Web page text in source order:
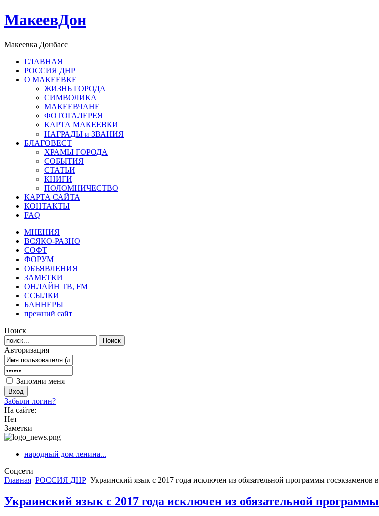
МакеевДон
Макеевка Донбасс
ГЛАВНАЯ
РОССИЯ ДНР
О МАКЕЕВКЕ
ЖИЗНЬ ГОРОДА
СИМВОЛИКА
МАКЕЕВЧАНЕ
ФОТОГАЛЕРЕЯ
КАРТА МАКЕЕВКИ
НАГРАДЫ и ЗВАНИЯ
БЛАГОВЕСТ
ХРАМЫ ГОРОДА
СОБЫТИЯ
СТАТЬИ
КНИГИ
ПОЛОМНИЧЕСТВО
КАРТА САЙТА
КОНТАКТЫ
FAQ
МНЕНИЯ
ВСЯКО-РАЗНО
СОФТ
ФОРУМ
ОБЪЯВЛЕНИЯ
ЗАМЕТКИ
ОНЛАЙН ТВ, FM
ССЫЛКИ
БАННЕРЫ
прежний сайт
Поиск
Авторизация
Запомни меня
Забыли логин?
На сайте:
Нет
Заметки
народный дом ленина...
Соцсети
Главная РОССИЯ ДНР Украинский язык с 2017 года исключен из обязательной программы
Украинский язык с 2017 года исключен из обязательной